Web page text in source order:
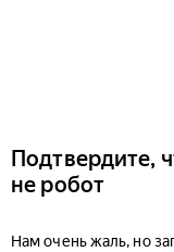
Подтвердите,
не робот
Нам очень жаль, но